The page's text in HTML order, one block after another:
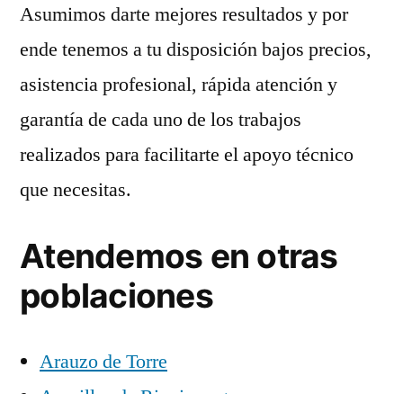
Asumimos darte mejores resultados y por
ende tenemos a tu disposición bajos precios,
asistencia profesional, rápida atención y
garantía de cada uno de los trabajos
realizados para facilitarte el apoyo técnico
que necesitas.
Atendemos en otras
poblaciones
Arauzo de Torre